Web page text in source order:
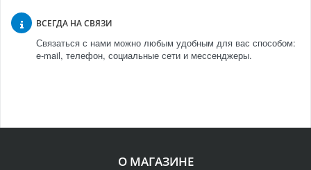
ВСЕГДА НА СВЯЗИ
Связаться с нами можно любым удобным для вас способом:
e-mail, телефон, социальные сети и мессенджеры.
О МАГАЗИНЕ